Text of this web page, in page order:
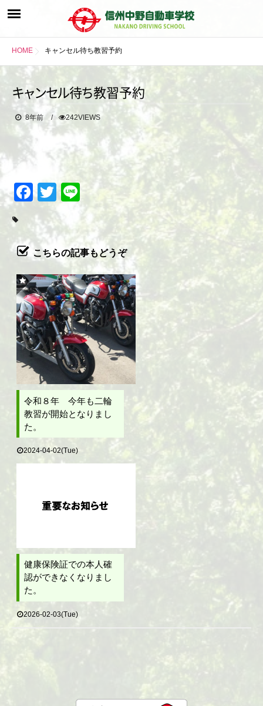
HOME キャンセル待ち教習予約
キャンセル待ち教習予約
8年前 242VIEWS
Facebook
Twitter
Line
こちらの記事もどうぞ
令和８年 今年も二輪
教習が開始となりまし
た。
2024-04-02(Tue)
健康保険証での本人確
認ができなくなりまし
た。
2026-02-03(Tue)